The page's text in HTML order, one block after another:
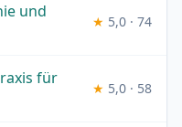
und
★ 5,0 · 74
für
★ 5,0 · 58